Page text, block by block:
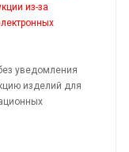
из-за
уведомления
изделий для